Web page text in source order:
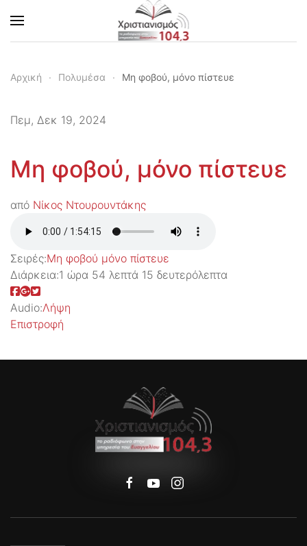
Skip to main content
Αρχική Πολυμέσα Μη φοβού, μόνο πίστευε
Πεμ, Δεκ 19, 2024
Μη φοβού, μόνο πίστευε
από Νίκος Ντουρουντάκης
Σειρές:Μη φοβού μόνο πίστευε
Διάρκεια:1 ώρα 54 λεπτά 15 δευτερόλεπτα
Audio:Λήψη
Επιστροφή